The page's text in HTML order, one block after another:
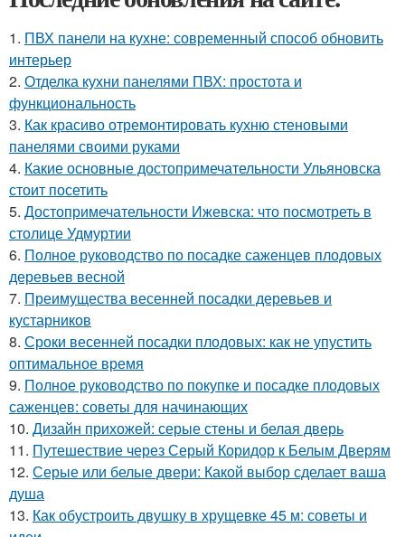
1. ПВХ панели на кухне: современный способ обновить
интерьер
2. Отделка кухни панелями ПВХ: простота и
функциональность
3. Как красиво отремонтировать кухню стеновыми
панелями своими руками
4. Какие основные достопримечательности Ульяновска
стоит посетить
5. Достопримечательности Ижевска: что посмотреть в
столице Удмуртии
6. Полное руководство по посадке саженцев плодовых
деревьев весной
7. Преимущества весенней посадки деревьев и
кустарников
8. Сроки весенней посадки плодовых: как не упустить
оптимальное время
9. Полное руководство по покупке и посадке плодовых
саженцев: советы для начинающих
10. Дизайн прихожей: серые стены и белая дверь
11. Путешествие через Серый Коридор к Белым Дверям
12. Серые или белые двери: Какой выбор сделает ваша
душа
13. Как обустроить двушку в хрущевке 45 м: советы и